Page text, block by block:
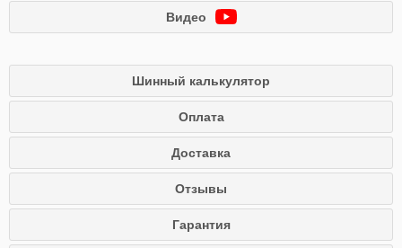
Видео
Шинный калькулятор
Оплата
Доставка
Отзывы
Гарантия